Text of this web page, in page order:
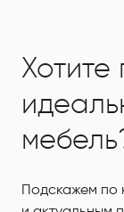
Хотите
Подскажем по